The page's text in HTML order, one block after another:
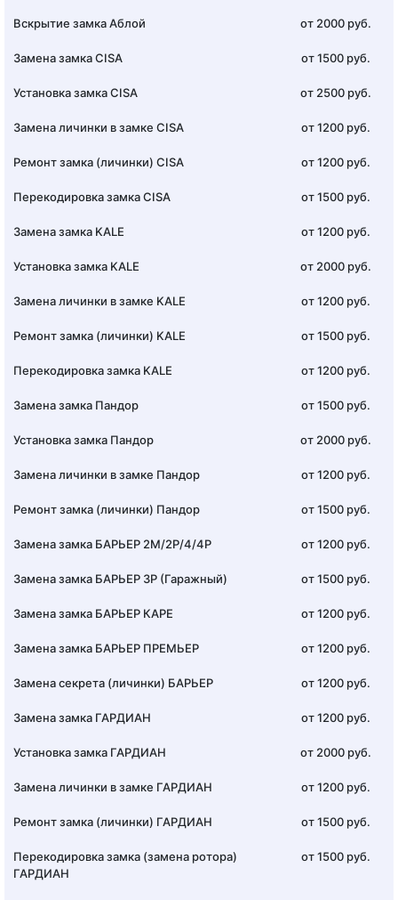
Вскрытие замка Аблой от 2000 руб.
Замена замка CISA от 1500 руб.
Установка замка CISA от 2500 руб.
Замена личинки в замке CISA от 1200 руб.
Ремонт замка (личинки) CISA от 1200 руб.
Перекодировка замка CISA от 1500 руб.
Замена замка KALE от 1200 руб.
Установка замка KALE от 2000 руб.
Замена личинки в замке KALE от 1200 руб.
Ремонт замка (личинки) KALE от 1500 руб.
Перекодировка замка KALE от 1200 руб.
Замена замка Пандор от 1500 руб.
Установка замка Пандор от 2000 руб.
Замена личинки в замке Пандор от 1200 руб.
Ремонт замка (личинки) Пандор от 1500 руб.
Замена замка БАРЬЕР 2М/2Р/4/4Р от 1200 руб.
Замена замка БАРЬЕР 3Р (Гаражный) от 1500 руб.
Замена замка БАРЬЕР КАРЕ от 1200 руб.
Замена замка БАРЬЕР ПРЕМЬЕР от 1200 руб.
Замена секрета (личинки) БАРЬЕР от 1200 руб.
Замена замка ГАРДИАН от 1200 руб.
Установка замка ГАРДИАН от 2000 руб.
Замена личинки в замке ГАРДИАН от 1200 руб.
Ремонт замка (личинки) ГАРДИАН от 1500 руб.
Перекодировка замка (замена ротора)
ГАРДИАН
от 1500 руб.